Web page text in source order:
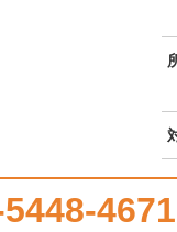
4671